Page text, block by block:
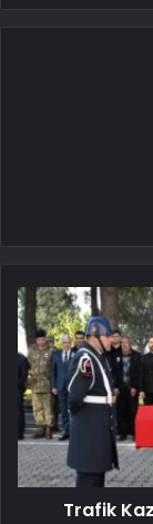
Trafik